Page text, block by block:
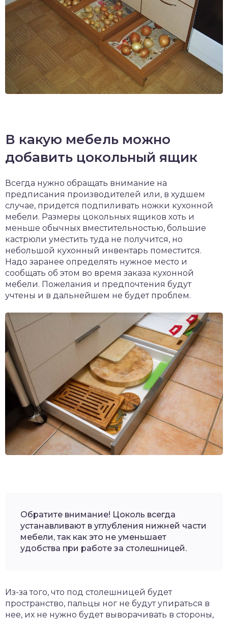
В какую мебель можно
добавить цокольный ящик
Всегда нужно обращать внимание на
предписания производителей или, в худшем
случае, придется подпиливать ножки кухонной
мебели. Размеры цокольных ящиков хоть и
меньше обычных вместительностью, большие
кастрюли уместить туда не получится, но
небольшой кухонный инвентарь поместится.
Надо заранее определять нужное место и
сообщать об этом во время заказа кухонной
мебели. Пожелания и предпочтения будут
учтены и в дальнейшем не будет проблем.
Обратите внимание! Цоколь всегда
устанавливают в углубления нижней части
мебели, так как это не уменьшает
удобства при работе за столешницей.
Из-за того, что под столешницей будет
пространство, пальцы ног не будут упираться в
нее, их не нужно будет выворачивать в стороны,